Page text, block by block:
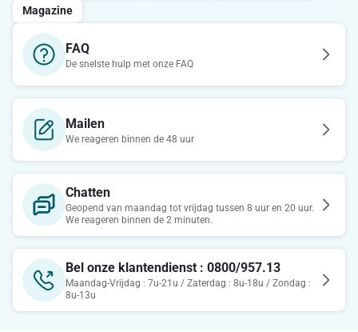
Magazine
FAQ
De snelste hulp met onze FAQ
Mailen
We reageren binnen de 48 uur
Chatten
Geopend van maandag tot vrijdag tussen 8 uur en 20 uur.
We reageren binnen de 2 minuten.
Bel onze klantendienst : 0800/957.13
Maandag-Vrijdag : 7u-21u / Zaterdag : 8u-18u / Zondag :
8u-13u